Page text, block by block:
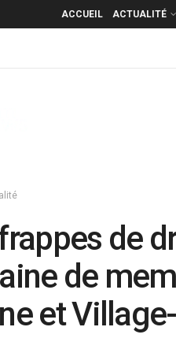
ACCUEIL ACTUALITÉ
de
de
et